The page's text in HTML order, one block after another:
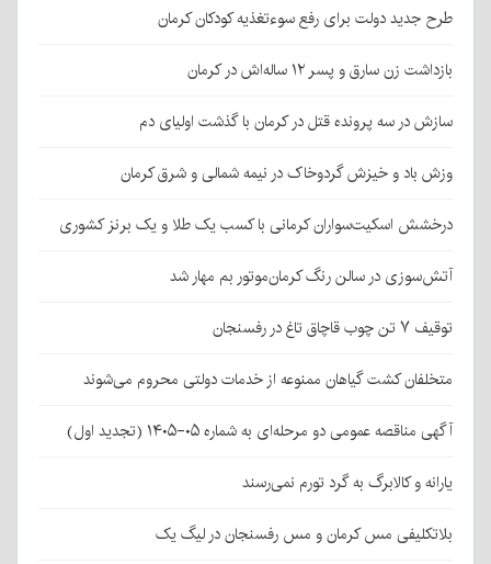
طرح جدید دولت برای رفع سوءتغذیه کودکان کرمان
بازداشت زن سارق و پسر ۱۲ ساله‌اش در کرمان
سازش در سه پرونده قتل در کرمان با گذشت اولیای دم
وزش باد و خیزش گردوخاک در نیمه شمالی و شرق کرمان
درخشش اسکیت‌سواران کرمانی با کسب یک طلا و یک برنز کشوری
آتش‌سوزی در سالن رنگ کرمان‌موتور بم مهار شد
توقیف ۷ تن چوب قاچاق تاغ در رفسنجان
متخلفان کشت گیاهان ممنوعه از خدمات دولتی محروم می‌شوند
آگهی مناقصه عمومی دو مرحله‌ای به شماره ۰۵-۱۴۰۵ (تجدید اول)
یارانه و کالابرگ به گرد تورم نمی‌رسند
بلاتکلیفی مس کرمان و مس رفسنجان در لیگ یک